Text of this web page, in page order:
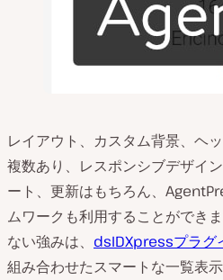
レイアウト、カスタム背景、ヘ
複数あり、レスポンシブデザイ
ート、更新はもちろん、
ムワークも利用することができ
ない強みは、 dsIDXpressプラグ
組み合わせたスマートな一覧表